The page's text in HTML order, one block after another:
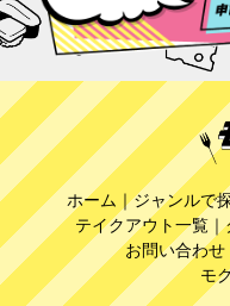
ホーム ｜ジャンルで
テイクアウト一覧 ｜
お問い合わせ
モ